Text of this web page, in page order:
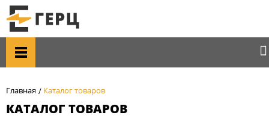
Главная Каталог товаров
КАТАЛОГ ТОВАРОВ